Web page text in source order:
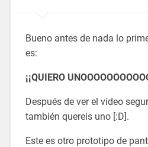
Bueno antes de nada lo
es:
¡¡QUIERO
Después de ver el vídeo
también quereis uno [:D].
Este es otro prototipo de